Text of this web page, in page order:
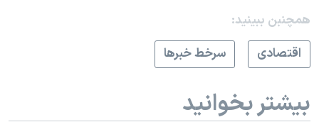
همچنبن ببینید:
اقتصادی
سرخط خبرها
بیشتر بخوانید